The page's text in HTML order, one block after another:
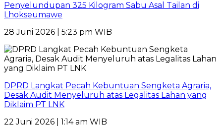
Penyelundupan 325 Kilogram Sabu Asal Tailan di
Lhokseumawe
28 Juni 2026 | 5:23 pm WIB
DPRD Langkat Pecah Kebuntuan Sengketa Agraria,
Desak Audit Menyeluruh atas Legalitas Lahan yang
Diklaim PT LNK
22 Juni 2026 | 1:14 am WIB